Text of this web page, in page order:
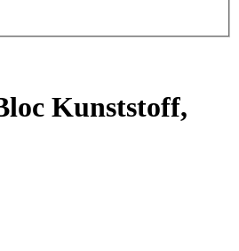
Kunststoff,